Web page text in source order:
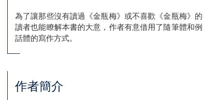
為了讓那些沒有讀過《金瓶梅》或不喜歡《金瓶梅》的
讀者也能瞭解本書的大意，作者有意借用了隨筆體和例
話體的寫作方式。
作者簡介